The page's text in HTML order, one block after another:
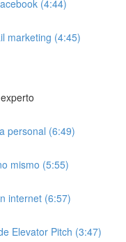
(4:44)
marketing (4:45)
personal (6:49)
mismo (5:55)
internet (6:57)
Elevator Pitch (3:47)